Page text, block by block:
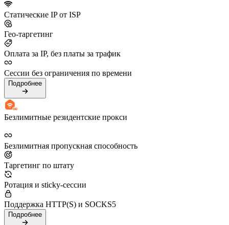
Статические IP от ISP
Гео-таргетинг
Оплата за IP, без платы за трафик
Сессии без ограничения по времени
Подробнее
Безлимитные резидентские прокси
Безлимитная пропускная способность
Таргетинг по штату
Ротация и sticky-сессии
Поддержка HTTP(S) и SOCKS5
Подробнее